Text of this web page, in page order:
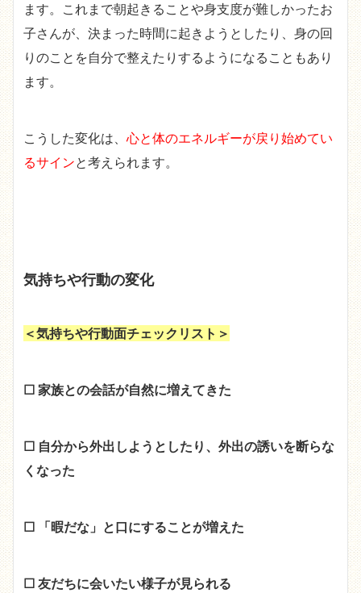
ます。これまで朝起きることや身支度が難しかったお
子さんが、決まった時間に起きようとしたり、身の回
りのことを自分で整えたりするようになることもあり
ます。
こうした変化は、 心と体のエネルギーが戻り始めてい
るサインと考えられます。
気持ちや行動の変化
＜気持ちや行動面チェックリスト＞
☐ 家族との会話が自然に増えてきた
☐ 自分から外出しようとしたり、外出の誘いを断らな
くなった
☐ 「暇だな」と口にすることが増えた
☐ 友だちに会いたい様子が見られる